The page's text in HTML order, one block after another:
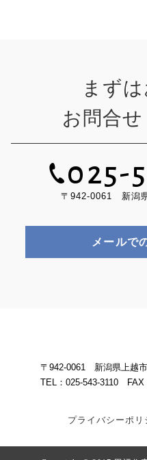
まず
お問合せ
025-
〒942-0061 新潟
メールで
〒942-0061 新潟県上越
TEL：025-543-3110 FAX
プライバシーポリ